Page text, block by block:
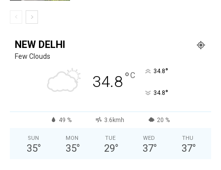
NEW DELHI
Few Clouds
34.8°C 34.8°
34.8°
49 % 3.6kmh 20 %
SUN
35°
MON
35°
TUE
29°
WED
37°
THU
37°